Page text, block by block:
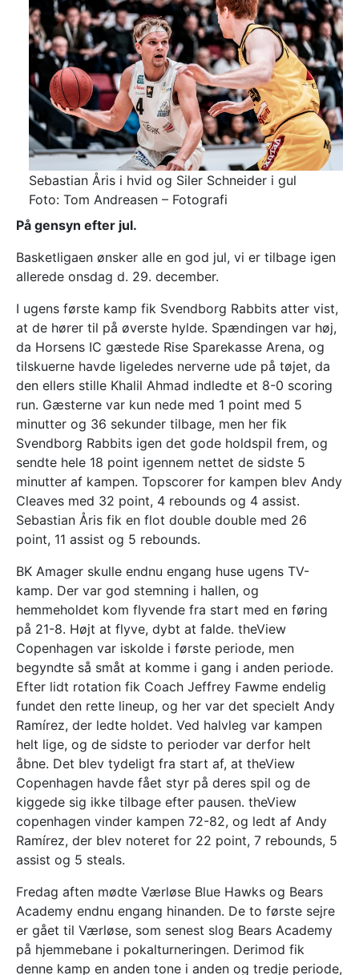
Sebastian Åris i hvid og Siler Schneider i gul
Foto: Tom Andreasen – Fotografi
På gensyn efter jul.
Basketligaen ønsker alle en god jul, vi er tilbage igen
allerede onsdag d. 29. december.
I ugens første kamp fik Svendborg Rabbits atter vist,
at de hører til på øverste hylde. Spændingen var høj,
da Horsens IC gæstede Rise Sparekasse Arena, og
tilskuerne havde ligeledes nerverne ude på tøjet, da
den ellers stille Khalil Ahmad indledte et 8-0 scoring
run. Gæsterne var kun nede med 1 point med 5
minutter og 36 sekunder tilbage, men her fik
Svendborg Rabbits igen det gode holdspil frem, og
sendte hele 18 point igennem nettet de sidste 5
minutter af kampen. Topscorer for kampen blev Andy
Cleaves med 32 point, 4 rebounds og 4 assist.
Sebastian Åris fik en flot double double med 26
point, 11 assist og 5 rebounds.
BK Amager skulle endnu engang huse ugens TV-
kamp. Der var god stemning i hallen, og
hemmeholdet kom flyvende fra start med en føring
på 21-8. Højt at flyve, dybt at falde. theView
Copenhagen var iskolde i første periode, men
begyndte så småt at komme i gang i anden periode.
Efter lidt rotation fik Coach Jeffrey Fawme endelig
fundet den rette lineup, og her var det specielt Andy
Ramírez, der ledte holdet. Ved halvleg var kampen
helt lige, og de sidste to perioder var derfor helt
åbne. Det blev tydeligt fra start af, at theView
Copenhagen havde fået styr på deres spil og de
kiggede sig ikke tilbage efter pausen. theView
copenhagen vinder kampen 72-82, og ledt af Andy
Ramírez, der blev noteret for 22 point, 7 rebounds, 5
assist og 5 steals.
Fredag aften mødte Værløse Blue Hawks og Bears
Academy endnu engang hinanden. De to første sejre
er gået til Værløse, som senest slog Bears Academy
på hjemmebane i pokalturneringen. Derimod fik
denne kamp en anden tone i anden og tredje periode,